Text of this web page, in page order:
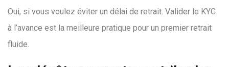
Oui, si vous voulez éviter un délai de retrait. Valider le KYC
à l’avance est la meilleure pratique pour un premier retrait
fluide.